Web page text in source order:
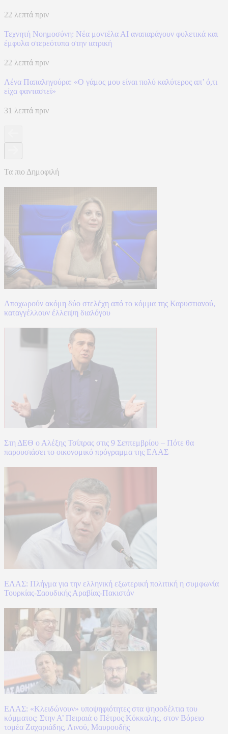
22 λεπτά πριν
Τεχνητή Νοημοσύνη: Νέα μοντέλα ΑΙ αναπαράγουν φυλετικά και
έμφυλα στερεότυπα στην ιατρική
22 λεπτά πριν
Λένα Παπαληγούρα: «Ο γάμος μου είναι πολύ καλύτερος απ’ ό,τι
είχα φανταστεί»
31 λεπτά πριν
Τα πιο Δημοφιλή
Αποχωρούν ακόμη δύο στελέχη από το κόμμα της Καρυστιανού,
καταγγέλλουν έλλειψη διαλόγου
Στη ΔΕΘ ο Αλέξης Τσίπρας στις 9 Σεπτεμβρίου – Πότε θα
παρουσιάσει το οικονομικό πρόγραμμα της ΕΛΑΣ
ΕΛΑΣ: Πλήγμα για την ελληνική εξωτερική πολιτική η συμφωνία
Τουρκίας-Σαουδικής Αραβίας-Πακιστάν
ΕΛΑΣ: «Κλειδώνουν» υποψηφιότητες στα ψηφοδέλτια του
κόμματος: Στην Α’ Πειραιά ο Πέτρος Κόκκαλης, στον Βόρειο
τομέα Ζαχαριάδης, Λινού, Μαυρουδής